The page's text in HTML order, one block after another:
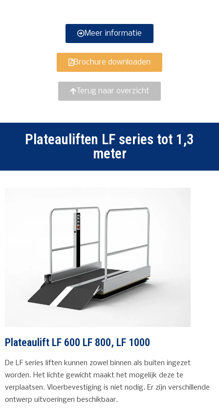
Meer informatie
Brochure downloaden
Terug naar overzicht
Plateauliften LF series tot 1,3
meter
Plateaulift LF 600 LF 800, LF 1000
De LF series liften kunnen zowel binnen als buiten ingezet
worden. Het lichte gewicht maakt het mogelijk deze te
verplaatsen. Vloerbevestiging is niet nodig. Er zijn verschillende
ontwerp uitvoeringen beschikbaar.